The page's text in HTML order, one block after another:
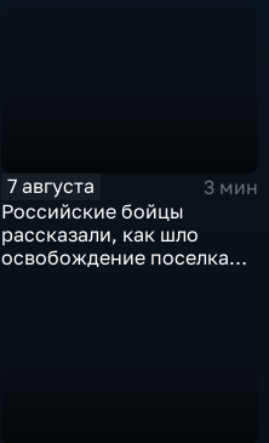
7 августа
3 мин
Российские бойцы
рассказали, как шло
освобождение поселка